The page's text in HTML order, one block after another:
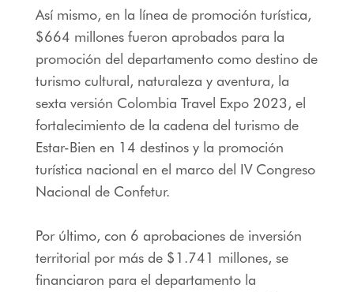
Así mismo, en la línea de promoción turística,
$664 millones fueron aprobados para la
promoción del departamento como destino de
turismo cultural, naturaleza y aventura, la
sexta versión Colombia Travel Expo 2023, el
fortalecimiento de la cadena del turismo de
Estar-Bien en 14 destinos y la promoción
turística nacional en el marco del IV Congreso
Nacional de Confetur.
Por último, con 6 aprobaciones de inversión
territorial por más de $1.741 millones, se
financiaron para el departamento la